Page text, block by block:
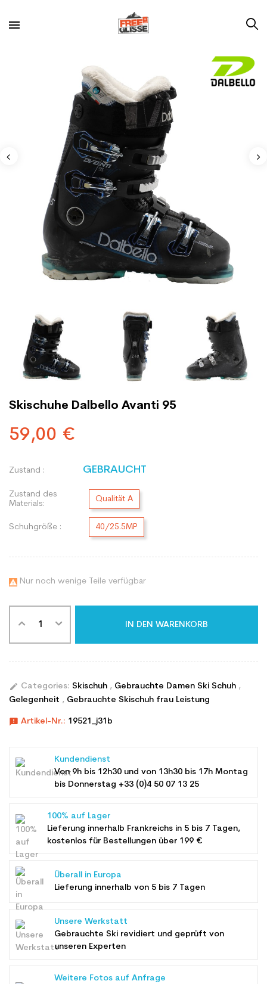
Skischuhe Dalbello Avanti 95
59,00 €
Zustand : GEBRAUCHT
Zustand des
Materials:
Qualität A
Schuhgröße : 40/25.5MP
 Nur noch wenige Teile verfügbar
IN DEN WARENKORB
edit Categories: Skischuh , Gebrauchte Damen Ski Schuh ,
Gelegenheit , Gebrauchte Skischuh frau Leistung
announcement Artikel-Nr.: 19521_j31b
Kundendienst
Von 9h bis 12h30 und von 13h30 bis 17h Montag
bis Donnerstag +33 (0)4 50 07 13 25
100% auf Lager
Lieferung innerhalb Frankreichs in 5 bis 7 Tagen,
kostenlos für Bestellungen über 199 €
Überall in Europa
Lieferung innerhalb von 5 bis 7 Tagen
Unsere Werkstatt
Gebrauchte Ski revidiert und geprüft von
unseren Experten
Weitere Fotos auf Anfrage